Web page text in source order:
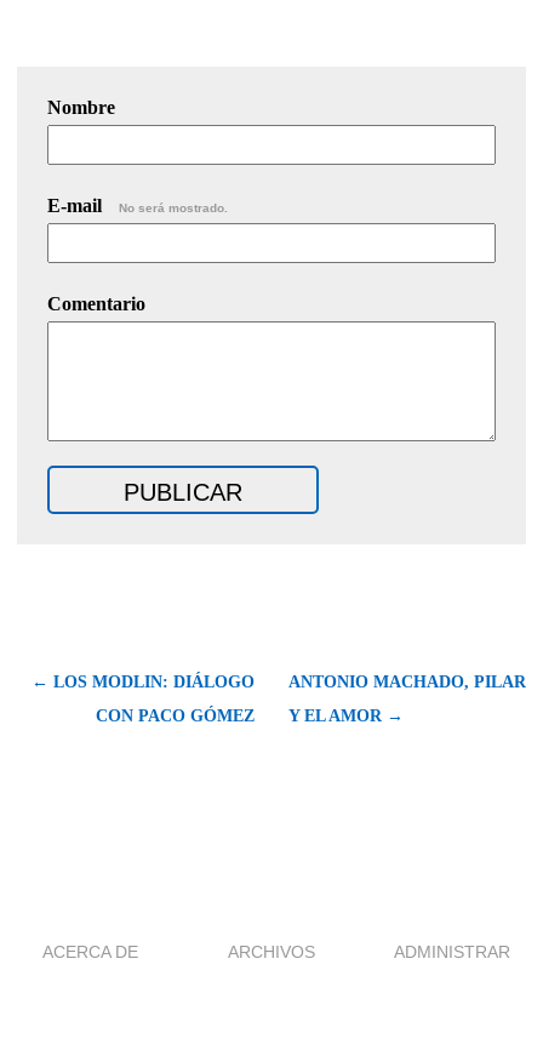
Nombre
E-mail No será mostrado.
Comentario
← LOS MODLIN: DIÁLOGO
CON PACO GÓMEZ
ANTONIO MACHADO, PILAR
Y EL AMOR →
ACERCA DE ARCHIVOS ADMINISTRAR